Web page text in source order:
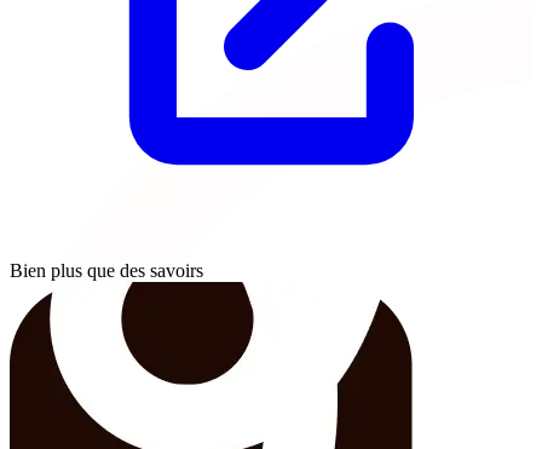
Bien plus que des savoirs